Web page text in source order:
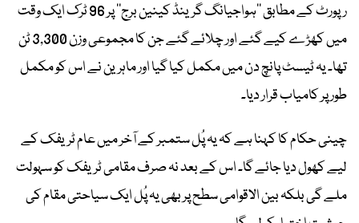
رپورٹ کے مطابق ’’ہواجیانگ گرینڈ کینین برج‘‘ پر 96 ٹرک ایک وقت
میں کھڑے کیے گئے اور چلائے گئے جن کا مجموعی وزن 3,300 ٹن
تھا۔ یہ ٹیسٹ پانچ دن میں مکمل کیا گیا اور ماہرین نے اس کو مکمل
طور پر کامیاب قرار دیا۔
چینی حکام کا کہنا ہے کہ یہ پُل ستمبر کے آخر میں عام ٹریفک کے
لیے کھول دیا جائے گا۔ اس کے بعد نہ صرف مقامی ٹریفک کو سہولت
ملے گی بلکہ بین الاقوامی سطح پر بھی یہ پُل ایک سیاحتی مقام کی